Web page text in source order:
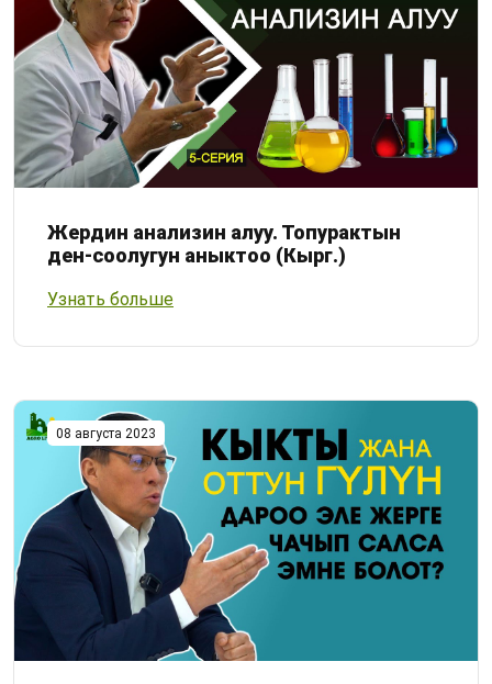
Жердин анализин алуу. Топурактын
ден-соолугун аныктоо (Кырг.)
Узнать больше
08 августа 2023